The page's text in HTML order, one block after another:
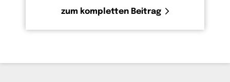
zum kompletten Beitrag